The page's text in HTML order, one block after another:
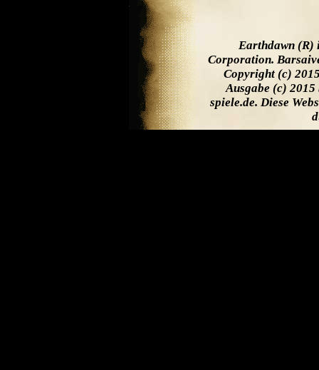
Earthdawn (R)
Corporation.
Copyright (c)
Ausgabe (c) 2015
spiele.de. Diese